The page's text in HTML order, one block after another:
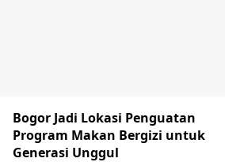
Bogor Jadi Lokasi Penguatan
Program Makan Bergizi untuk
Generasi Unggul